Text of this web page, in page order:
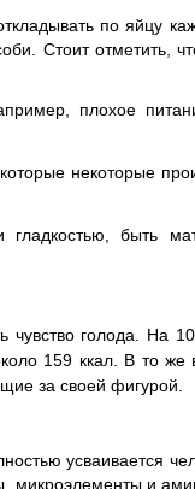
по яйцу
Стоит отметить,
плохое
некоторые
быть
чувство голода. На
159 ккал. В то же
за своей фигурой.
усваивается
микроэлементы и